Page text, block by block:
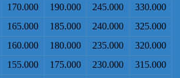
170.000 190.000 245.000
330.000
165.000 185.000 240.000
325.000
160.000 180.000 235.000
320.000
155.000 175.000 230.000
315.000